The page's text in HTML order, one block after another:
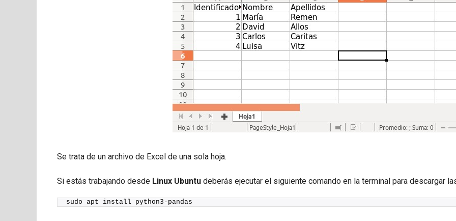
Se trata de un archivo de Excel de una sola hoja.
Si estás trabajando desde Linux Ubuntu deberás ejecutar el siguiente comando en la terminal para descargar
sudo apt install python3-pandas